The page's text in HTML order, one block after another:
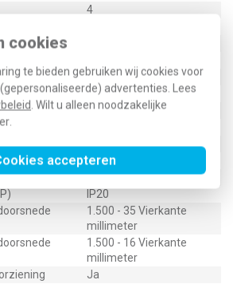
cookies
te bieden gebruiken wij cookies voor
advertenties. Lees
. Wilt u alleen noodzakelijke
.
accepteren
4
10 Kiloampère
0.250 Kiloampère
2
Nee
Nee
50 Hz
IP20
1.500 - 35 Vierkante
millimeter
1.500 - 16 Vierkante
millimeter
Ja